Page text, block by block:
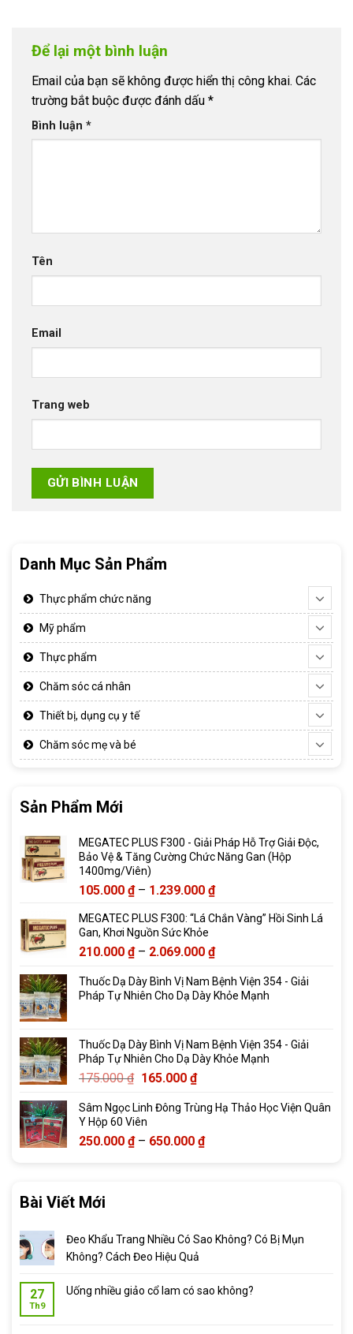
Để lại một bình luận
Email của bạn sẽ không được hiển thị công khai. Các
trường bắt buộc được đánh dấu *
Bình luận *
Tên
Email
Trang web
Danh Mục Sản Phẩm
Thực phẩm chức năng
Mỹ phẩm
Thực phẩm
Chăm sóc cá nhân
Thiết bị, dụng cụ y tế
Chăm sóc mẹ và bé
Sản Phẩm Mới
MEGATEC PLUS F300 - Giải Pháp Hỗ Trợ Giải Độc,
Bảo Vệ & Tăng Cường Chức Năng Gan (Hộp
1400mg/Viên)
105.000 ₫ – 1.239.000 ₫Khoảng
từ
đến
MEGATEC PLUS F300: “Lá Chắn Vàng” Hồi Sinh Lá
Gan, Khơi Nguồn Sức Khỏe
210.000 ₫ – 2.069.000 ₫Khoảng
từ
210.000 ₫
Thuốc Dạ Dày Bình Vị Nam Bệnh Viện 354 - Giải
Pháp Tự Nhiên Cho Dạ Dày Khỏe Mạnh
Thuốc Dạ Dày Bình Vị Nam Bệnh Viện 354 - Giải
Pháp Tự Nhiên Cho Dạ Dày Khỏe Mạnh
175.000₫ Giá
là:
175.000 ₫.
165.000 ₫Giá
tại
165.000 ₫.
Sâm Ngọc Linh Đông Trùng Hạ Thảo Học Viện Quân
Y Hộp 60 Viên
250.000 ₫ – 650.000 ₫Khoảng
Bài Viết Mới
Đeo Khẩu Trang Nhiều Có Sao Không? Có Bị Mụn
Không? Cách Đeo Hiệu Quả
27
Th9
Uống nhiều giảo cổ lam có sao không?